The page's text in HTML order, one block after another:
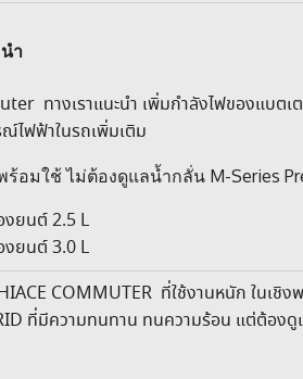
ำ
ทางเราแนะนำ เพิ่มกำลังไฟของแบตเ
ไฟฟ้าในรถเพิ่มเติม
ร้อมใช้ ไม่ต้องดูแลน้ำกลั่น M-Series
งยนต์ 2.5 L
งยนต์ 3.0 L
COMMUTER ที่ใช้งานหนัก ในเชิง
ที่มีความทนทาน ทนความร้อน แต่ต้องดู